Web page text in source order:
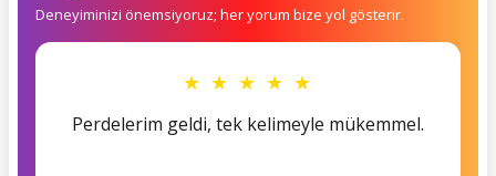
Deneyiminizi önemsiyoruz; her yorum bize yol gösterir.
★ ★ ★ ★ ★
Perdelerim geldi, tek kelimeyle mükemmel.